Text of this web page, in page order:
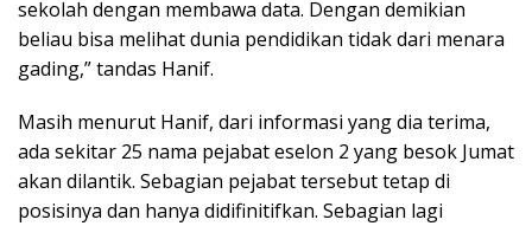
sekolah dengan membawa data. Dengan demikian
beliau bisa melihat dunia pendidikan tidak dari menara
gading,” tandas Hanif.
Masih menurut Hanif, dari informasi yang dia terima,
ada sekitar 25 nama pejabat eselon 2 yang besok Jumat
akan dilantik. Sebagian pejabat tersebut tetap di
posisinya dan hanya didifinitifkan. Sebagian lagi